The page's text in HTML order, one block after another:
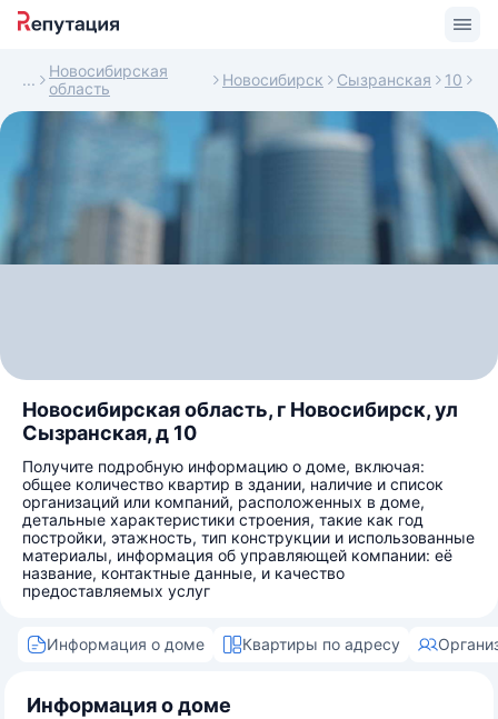
Новосибирская
область
Новосибирск Сызранская 10
Новосибирская область, г Новосибирск, ул
Сызранская, д 10
Получите подробную информацию о доме, включая:
общее количество квартир в здании, наличие и список
организаций или компаний, расположенных в доме,
детальные характеристики строения, такие как год
постройки, этажность, тип конструкции и использованные
материалы, информация об управляющей компании: её
название, контактные данные, и качество
предоставляемых услуг
Информация о доме Квартиры по адресу
Информация о доме